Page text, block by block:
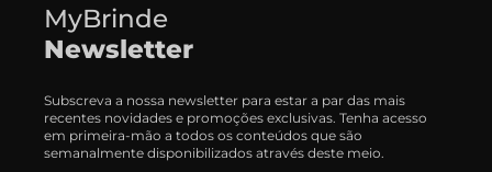
MyBrinde
Newsletter
Subscreva a nossa newsletter para estar a par das mais
recentes novidades e promoções exclusivas. Tenha acesso
em primeira-mão a todos os conteúdos que são
semanalmente disponibilizados através deste meio.